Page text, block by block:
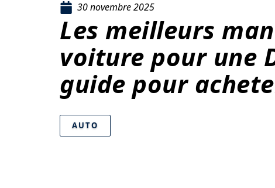
30 novembre 2025
Les meilleurs
voiture pour une
guide pour
AUTO